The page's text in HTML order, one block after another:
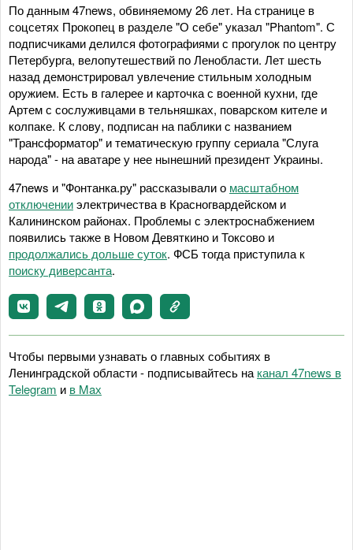
По данным 47news, обвиняемому 26 лет. На странице в
соцсетях Прокопец в разделе "О себе" указал "Phantom". С
подписчиками делился фотографиями с прогулок по центру
Петербурга, велопутешествий по Ленобласти. Лет шесть
назад демонстрировал увлечение стильным холодным
оружием. Есть в галерее и карточка с военной кухни, где
Артем с сослуживцами в тельняшках, поварском кителе и
колпаке. К слову, подписан на паблики с названием
"Трансформатор" и тематическую группу сериала "Слуга
народа" - на аватаре у нее нынешний президент Украины.
47news и "Фонтанка.ру" рассказывали о масштабном
отключенииэлектричества в Красногвардейском и
Калининском районах. Проблемы с электроснабжением
появились также в Новом Девяткино и Токсово и
продолжались дольше суток. ФСБ тогда приступила к
поиску диверсанта.
Чтобы первыми узнавать о главных событиях в
Ленинградской области - подписывайтесь на канал 47news в
Telegram и в Maх